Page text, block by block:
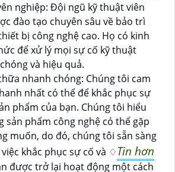
nghiệp: Đội ngũ kỹ thuật viên
đào tạo chuyên sâu về bảo trì
bị công nghệ cao. Họ có kinh
để xử lý mọi sự cố kỹ thuật
và hiệu quả.
nhanh chóng: Chúng tôi cam
nhất có thể để khắc phục sự
phẩm của bạn. Chúng tôi hiểu
sản phẩm công nghệ có thể gặp
muốn, do đó, chúng tôi sẵn sàng
khắc phục sự cố và ♢Tin hơn
được trở lại hoạt động một cách